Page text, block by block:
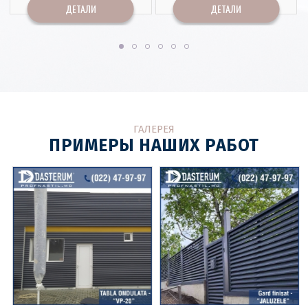
ДЕТАЛИ ДЕТАЛИ
ГАЛЕРЕЯ
ПРИМЕРЫ НАШИХ РАБОТ